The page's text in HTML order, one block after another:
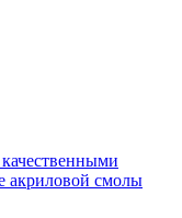
акриловой смолы